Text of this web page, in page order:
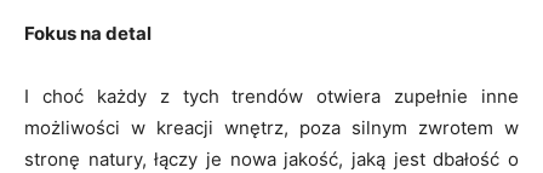
Fokus na detal
I choć każdy z tych trendów otwiera zupełnie inne
możliwości w kreacji wnętrz, poza silnym zwrotem w
stronę natury, łączy je nowa jakość, jaką jest dbałość o